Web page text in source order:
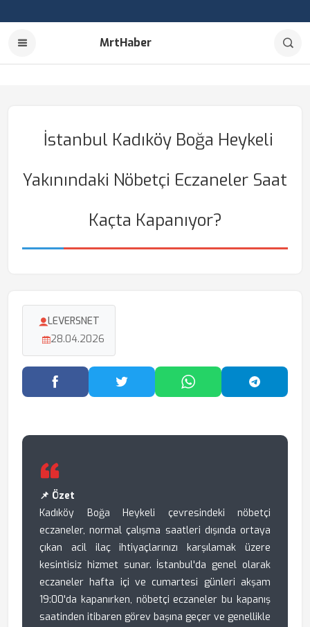
MrtHaber
İstanbul Kadıköy Boğa Heykeli
Yakınındaki Nöbetçi Eczaneler Saat
Kaçta Kapanıyor?
LEVERSNET
28.04.2026
Facebook'ta PaylaşTwitter'da PaylaşWhatsApp'ta Paylaş
📌 Özet
Kadıköy Boğa Heykeli çevresindeki nöbetçi
eczaneler, normal çalışma saatleri dışında ortaya
çıkan acil ilaç ihtiyaçlarınızı karşılamak üzere
kesintisiz hizmet sunar. İstanbul'da genel olarak
eczaneler hafta içi ve cumartesi günleri akşam
19:00'da kapanırken, nöbetçi eczaneler bu kapanış
saatinden itibaren görev başına geçer ve genellikle